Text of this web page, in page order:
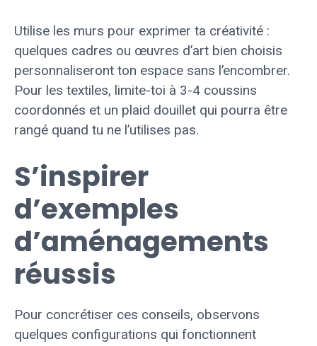
Utilise les murs pour exprimer ta créativité :
quelques cadres ou œuvres d’art bien choisis
personnaliseront ton espace sans l’encombrer.
Pour les textiles, limite-toi à 3-4 coussins
coordonnés et un plaid douillet qui pourra être
rangé quand tu ne l’utilises pas.
S’inspirer
d’exemples
d’aménagements
réussis
Pour concrétiser ces conseils, observons
quelques configurations qui fonctionnent